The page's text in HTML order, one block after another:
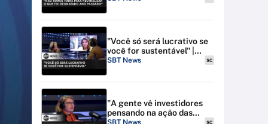
"Você só será lucrativo se
você for sustentável" |
Foco ESG #1
SBT News SC
"A gente vê investidores
pensando na ação das
SBT News SC